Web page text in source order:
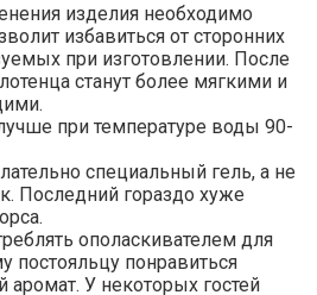
изделия необходимо
избавиться от сторонних
при изготовлении. После
станут более мягкими и
при температуре воды 90-
специальный гель, а не
Последний гораздо хуже
ополаскивателем для
постояльцу понравиться
У некоторых гостей